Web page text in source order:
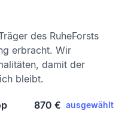
des RuheForsts
erbracht. Wir
damit der
bleibt.
870 € ausgewählt